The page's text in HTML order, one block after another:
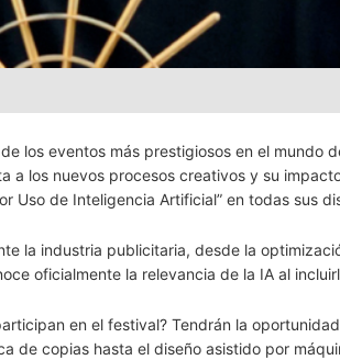
los eventos más prestigiosos en el mundo
a los nuevos procesos creativos y su
Uso de Inteligencia Artificial” en todas sus
la industria publicitaria, desde la
oficialmente la relevancia de la IA al
en el festival? Tendrán la
de copias hasta el diseño asistido por